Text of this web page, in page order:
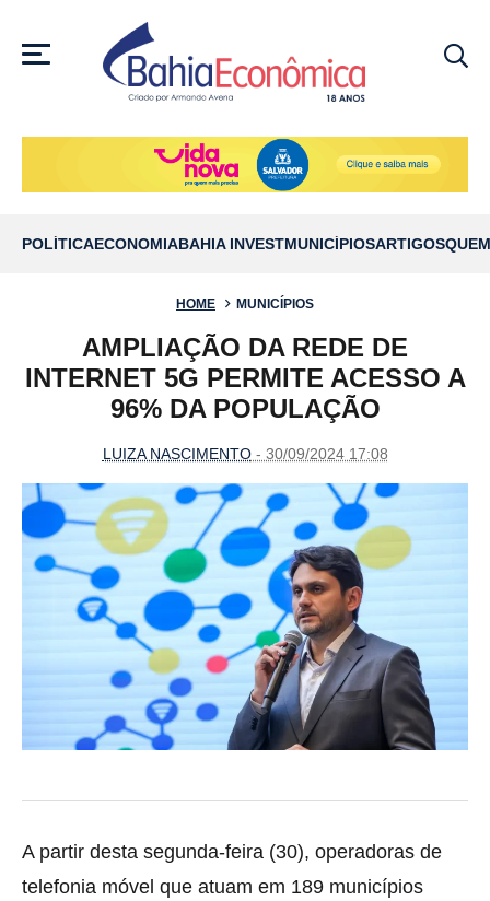
MENU
POLÍTICAECONOMIABAHIA INVESTMUNICÍPIOSARTIGOS
HOME MUNICÍPIOS
AMPLIAÇÃO DA REDE DE
INTERNET 5G PERMITE ACESSO A
96% DA POPULAÇÃO
LUIZA NASCIMENTO- 30/09/2024 17:08
A partir desta segunda-feira (30), operadoras de
telefonia móvel que atuam em 189 municípios